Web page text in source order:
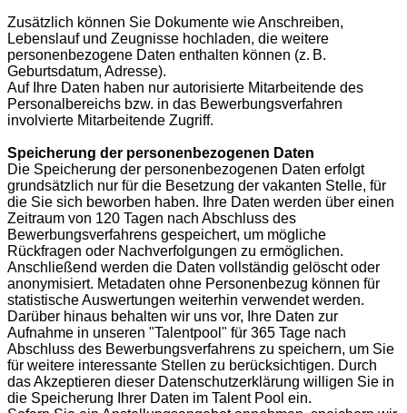
Zusätzlich können Sie Dokumente wie Anschreiben,
Lebenslauf und Zeugnisse hochladen, die weitere
personenbezogene Daten enthalten können (z. B.
Geburtsdatum, Adresse).
Auf Ihre Daten haben nur autorisierte Mitarbeitende des
Personalbereichs bzw. in das Bewerbungsverfahren
involvierte Mitarbeitende Zugriff.
Speicherung der personenbezogenen Daten
Die Speicherung der personenbezogenen Daten erfolgt
grundsätzlich nur für die Besetzung der vakanten Stelle, für
die Sie sich beworben haben. Ihre Daten werden über einen
Zeitraum von 120 Tagen nach Abschluss des
Bewerbungsverfahrens gespeichert, um mögliche
Rückfragen oder Nachverfolgungen zu ermöglichen.
Anschließend werden die Daten vollständig gelöscht oder
anonymisiert. Metadaten ohne Personenbezug können für
statistische Auswertungen weiterhin verwendet werden.
Darüber hinaus behalten wir uns vor, Ihre Daten zur
Aufnahme in unseren "Talentpool" für 365 Tage nach
Abschluss des Bewerbungsverfahrens zu speichern, um Sie
für weitere interessante Stellen zu berücksichtigen. Durch
das Akzeptieren dieser Datenschutzerklärung willigen Sie in
die Speicherung Ihrer Daten im Talent Pool ein.